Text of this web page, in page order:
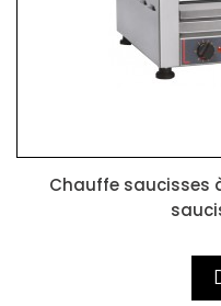
Chauffe saucisses